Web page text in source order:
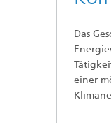
Das
einer